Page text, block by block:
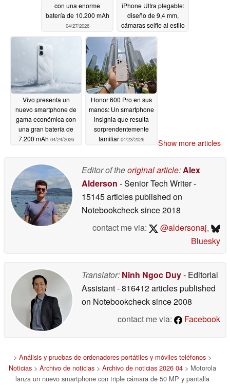
con una enorme
batería de 10.200 mAh
04/27/2026
iPhone Ultra plegable:
diseño de 9,4 mm,
cámaras selfie al estilo
de color
Vivo presenta un
nuevo smartphone de
gama económica con
una gran batería de
7.200 mAh 04/24/2026
Honor 600 Pro en sus
manos: Un smartphone
insignia que resulta
sorprendentemente
familiar 04/23/2026 Show more articles
Editor of theoriginal article:Alex
Alderson - Senior Tech Writer-
15145 articles published on
Notebookchecksince 2018
contact me via:
@aldersonaj,
Bluesky
Translator: Ninh Ngoc Duy- Editorial
Assistant- 816412 articles published
on Notebookchecksince 2008
contact me via:
Facebook
> Análisis y pruebas de ordenadores portátiles y móviles teléfonos >
Noticias > Archivo de noticias > Archivo de noticias 2026 04 > Motorola
lanza un nuevo smartphone con triple cámara de 50 MP y pantalla